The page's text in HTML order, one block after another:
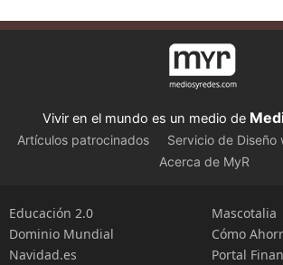
Vivir en el mundo es un medio de
Artículos patrocinados Servicio de Diseño
Acerca de MyR
Educación 2.0
Dominio Mundial
Navidad.es
Mascotalia
Cómo
Portal